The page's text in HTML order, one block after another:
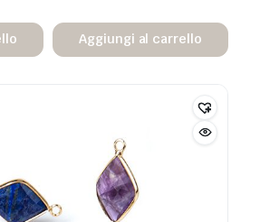
Aggiungi al carrello